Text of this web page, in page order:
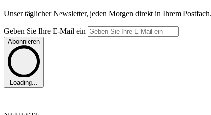
Unser täglicher Newsletter, jeden Morgen direkt in Ihrem
Geben Sie Ihre E-Mail ein
Abonnieren
Loading...